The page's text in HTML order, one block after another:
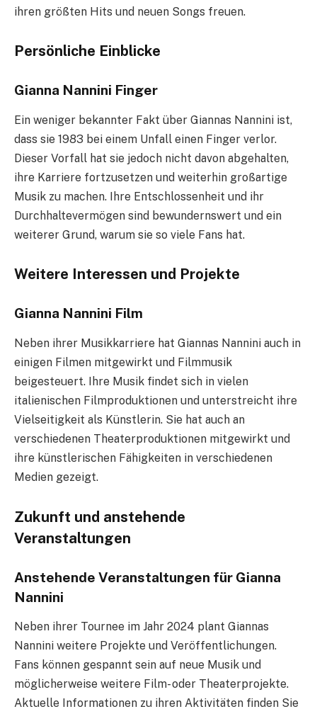
ihren größten Hits und neuen Songs freuen.
Persönliche Einblicke
Gianna Nannini Finger
Ein weniger bekannter Fakt über Giannas Nannini ist,
dass sie 1983 bei einem Unfall einen Finger verlor.
Dieser Vorfall hat sie jedoch nicht davon abgehalten,
ihre Karriere fortzusetzen und weiterhin großartige
Musik zu machen. Ihre Entschlossenheit und ihr
Durchhaltevermögen sind bewundernswert und ein
weiterer Grund, warum sie so viele Fans hat.
Weitere Interessen und Projekte
Gianna Nannini Film
Neben ihrer Musikkarriere hat Giannas Nannini auch in
einigen Filmen mitgewirkt und Filmmusik
beigesteuert. Ihre Musik findet sich in vielen
italienischen Filmproduktionen und unterstreicht ihre
Vielseitigkeit als Künstlerin. Sie hat auch an
verschiedenen Theaterproduktionen mitgewirkt und
ihre künstlerischen Fähigkeiten in verschiedenen
Medien gezeigt.
Zukunft und anstehende
Veranstaltungen
Anstehende Veranstaltungen für Gianna
Nannini
Neben ihrer Tournee im Jahr 2024 plant Giannas
Nannini weitere Projekte und Veröffentlichungen.
Fans können gespannt sein auf neue Musik und
möglicherweise weitere Film- oder Theaterprojekte.
Aktuelle Informationen zu ihren Aktivitäten finden Sie